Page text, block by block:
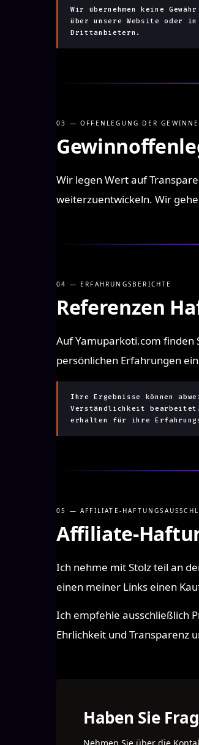
Wir übernehmen keine
über unsere Website oder
Drittanbietern.
03 — OFFENLEGUNG DER GEWINNE
Wir legen Wert auf
weiterzuentwickeln. Wir
04 — ERFAHRUNGSBERICHTE
Referenzen
Auf Yamuparkoti.com finden
persönlichen Erfahrungen
Ihre Ergebnisse können
Verständlichkeit
erhalten für ihre
05 — AFFILIATE-
Affiliate-
Ich nehme mit Stolz teil an
einen meiner Links einen
Ich empfehle ausschließlich
Ehrlichkeit und Transparenz
Haben Sie